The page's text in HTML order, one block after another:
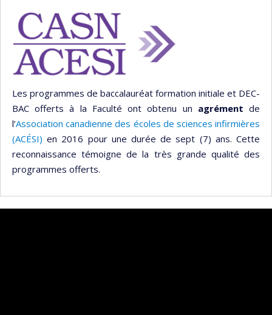
Les programmes de baccalauréat formation initiale et DEC-
BAC offerts à la Faculté ont obtenu un agrément de
l’Association canadienne des écoles de sciences infirmières
(ACÉSI) en 2016 pour une durée de sept (7) ans. Cette
reconnaissance témoigne de la très grande qualité des
programmes offerts.